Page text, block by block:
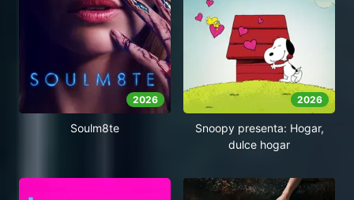
2026
Soulm8te
2026
Snoopy presenta: Hogar,
dulce hogar